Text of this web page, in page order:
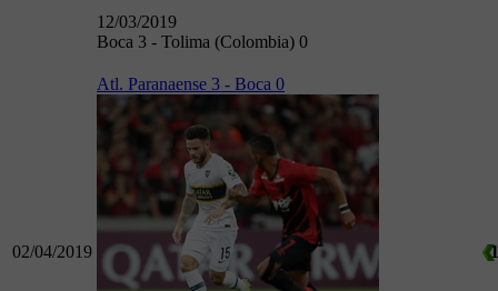
12/03/2019
Boca 3 - Tolima (Colombia) 0
02/04/2019
Atl. Paranaense 3 - Boca 0